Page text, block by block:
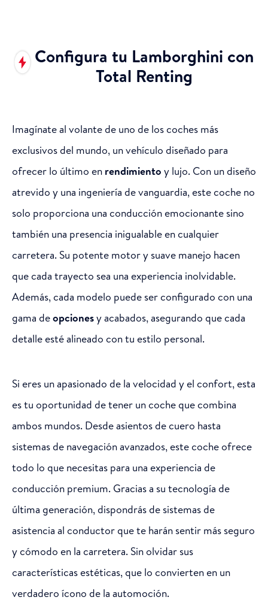
Configura tu Lamborghini con
Total Renting
Imagínate al volante de uno de los coches más
exclusivos del mundo, un vehículo diseñado para
ofrecer lo último en rendimiento y lujo. Con un diseño
atrevido y una ingeniería de vanguardia, este coche no
solo proporciona una conducción emocionante sino
también una presencia inigualable en cualquier
carretera. Su potente motor y suave manejo hacen
que cada trayecto sea una experiencia inolvidable.
Además, cada modelo puede ser configurado con una
gama deopcionesy acabados, asegurando que cada
detalle esté alineado con tu estilo personal.
Si eres un apasionado de la velocidad y el confort, esta
es tu oportunidad de tener un coche que combina
ambos mundos. Desde asientos de cuero hasta
sistemas de navegación avanzados, este coche ofrece
todo lo que necesitas para una experiencia de
conducción premium. Gracias a su tecnología de
última generación, dispondrás de sistemas de
asistencia al conductor que te harán sentir más seguro
y cómodo en la carretera. Sin olvidar sus
características estéticas, que lo convierten en un
verdadero ícono de la automoción.